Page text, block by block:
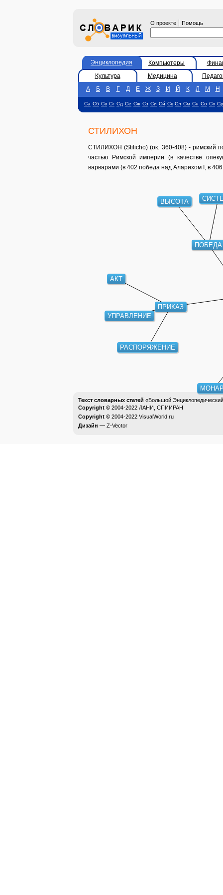
О проекте | Помощь
Энциклопедия Компьютеры
Культура
Медицина
А
Б В Г Д Е Ж З И Й К Л М Н
Са Сб Св Сг Сд Се Сж Сз Си Сй Ск Сл См Сн Со Сп Ср
СТИЛИХОН
СТИЛИХОН (Stilicho) (ок. 360-408) - римский
частью Римской империи (в качестве
варварами (в 402 победа над Аларихом I, в
ПРИКАЗ
ПОБЕДА
РАСПОРЯЖЕНИЕ
АКТ
УПРАВЛЕНИЕ
ВЫСОТА
Текст словарных статей «Большой
Copyright © 2004-2022 ЛАНИ, СПИИРАН
Copyright © 2004-2022 VisualWorld.ru
Дизайн — Z-Vector